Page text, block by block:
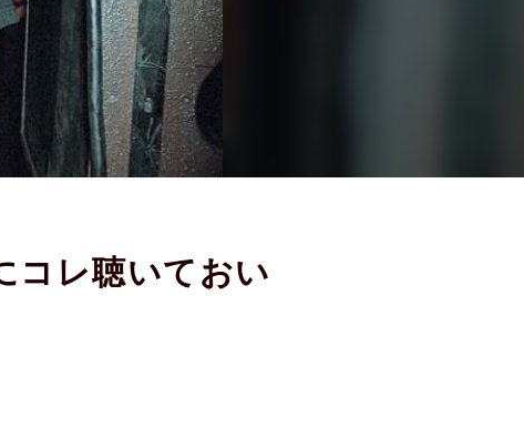
コレ聴いておい